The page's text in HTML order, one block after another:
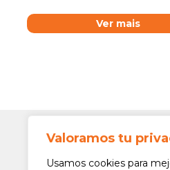
Valoramos tu
Usamos cookies para
Ver mais